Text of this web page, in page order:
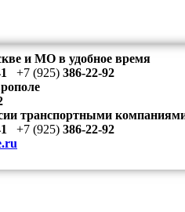
и МО в удобное время
+7 (925) 386-22-92
Ставрополе
транспортными
+7 (925) 386-22-92